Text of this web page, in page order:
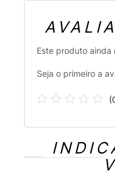
Este produto ainda
Seja o primeiro a
(